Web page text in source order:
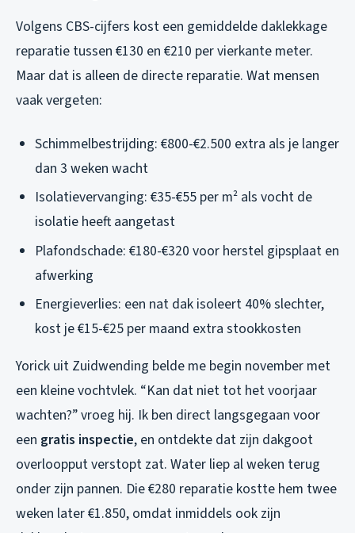
Volgens CBS-cijfers kost een gemiddelde daklekkage
reparatie tussen €130 en €210 per vierkante meter.
Maar dat is alleen de directe reparatie. Wat mensen
vaak vergeten:
Schimmelbestrijding: €800-€2.500 extra als je langer
dan 3 weken wacht
Isolatievervanging: €35-€55 per m² als vocht de
isolatie heeft aangetast
Plafondschade: €180-€320 voor herstel gipsplaat en
afwerking
Energieverlies: een nat dak isoleert 40% slechter,
kost je €15-€25 per maand extra stookkosten
Yorick uit Zuidwending belde me begin november met
een kleine vochtvlek. “Kan dat niet tot het voorjaar
wachten?” vroeg hij. Ik ben direct langsgegaan voor
een gratis inspectie, en ontdekte dat zijn dakgoot
overloopput verstopt zat. Water liep al weken terug
onder zijn pannen. Die €280 reparatie kostte hem twee
weken later €1.850, omdat inmiddels ook zijn